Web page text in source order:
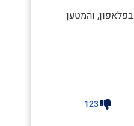
והמטען
123